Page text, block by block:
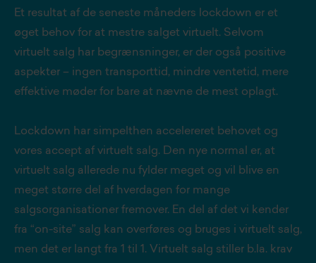
Et resultat af de seneste måneders lockdown er et
øget behov for at mestre salget virtuelt. Selvom
virtuelt salg har begrænsninger, er der også positive
aspekter – ingen transporttid, mindre ventetid, mere
effektive møder for bare at nævne de mest oplagt.
Lockdown har simpelthen accelereret behovet og
vores accept af virtuelt salg. Den nye normal er, at
virtuelt salg allerede nu fylder meget og vil blive en
meget større del af hverdagen for mange
salgsorganisationer fremover. En del af det vi kender
fra “on-site” salg kan overføres og bruges i virtuelt salg,
men det er langt fra 1 til 1. Virtuelt salg stiller b.la. krav